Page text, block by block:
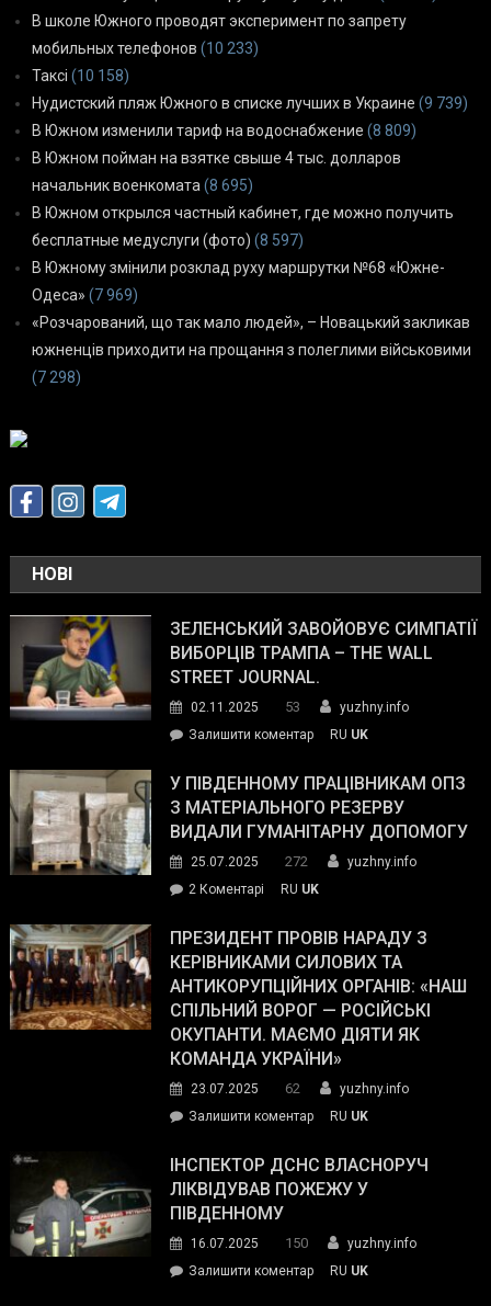
В школе Южного проводят эксперимент по запрету
мобильных телефонов (10 233)
Таксі (10 158)
Нудистский пляж Южного в списке лучших в Украине (9 739)
В Южном изменили тариф на водоснабжение (8 809)
В Южном пойман на взятке свыше 4 тыс. долларов
начальник военкомата (8 695)
В Южном открылся частный кабинет, где можно получить
бесплатные медуслуги (фото) (8 597)
В Южному змінили розклад руху маршрутки №68 «Южне-
Одеса» (7 969)
«Розчарований, що так мало людей», – Новацький закликав
южненців приходити на прощання з полеглими військовими
(7 298)
НОВІ
ЗЕЛЕНСЬКИЙ ЗАВОЙОВУЄ СИМПАТІЇ
ВИБОРЦІВ ТРАМПА – THE WALL
STREET JOURNAL.
02.11.2025 53
yuzhny.info
Залишити коментарon
завойовує
симпатії
виборців
The
Street
Journal.
RU UK
У ПІВДЕННОМУ ПРАЦІВНИКАМ ОПЗ
З МАТЕРІАЛЬНОГО РЕЗЕРВУ
ВИДАЛИ ГУМАНІТАРНУ ДОПОМОГУ
25.07.2025 272
yuzhny.info
2 Коментарі
Південному
працівникам
ОПЗ
з
матеріального
резерву
гуманітарну
допомогу
RU UK
ПРЕЗИДЕНТ ПРОВІВ НАРАДУ З
КЕРІВНИКАМИ СИЛОВИХ ТА
АНТИКОРУПЦІЙНИХ ОРГАНІВ: «НАШ
СПІЛЬНИЙ ВОРОГ — РОСІЙСЬКІ
ОКУПАНТИ. МАЄМО ДІЯТИ ЯК
КОМАНДА УКРАЇНИ»
23.07.2025 62
yuzhny.info
Залишити коментарon
провів
нараду
силових
та
RU UK
ІНСПЕКТОР ДСНС ВЛАСНОРУЧ
ЛІКВІДУВАВ ПОЖЕЖУ У
ПІВДЕННОМУ
16.07.2025 150
yuzhny.info
Залишити коментарon
RU UK